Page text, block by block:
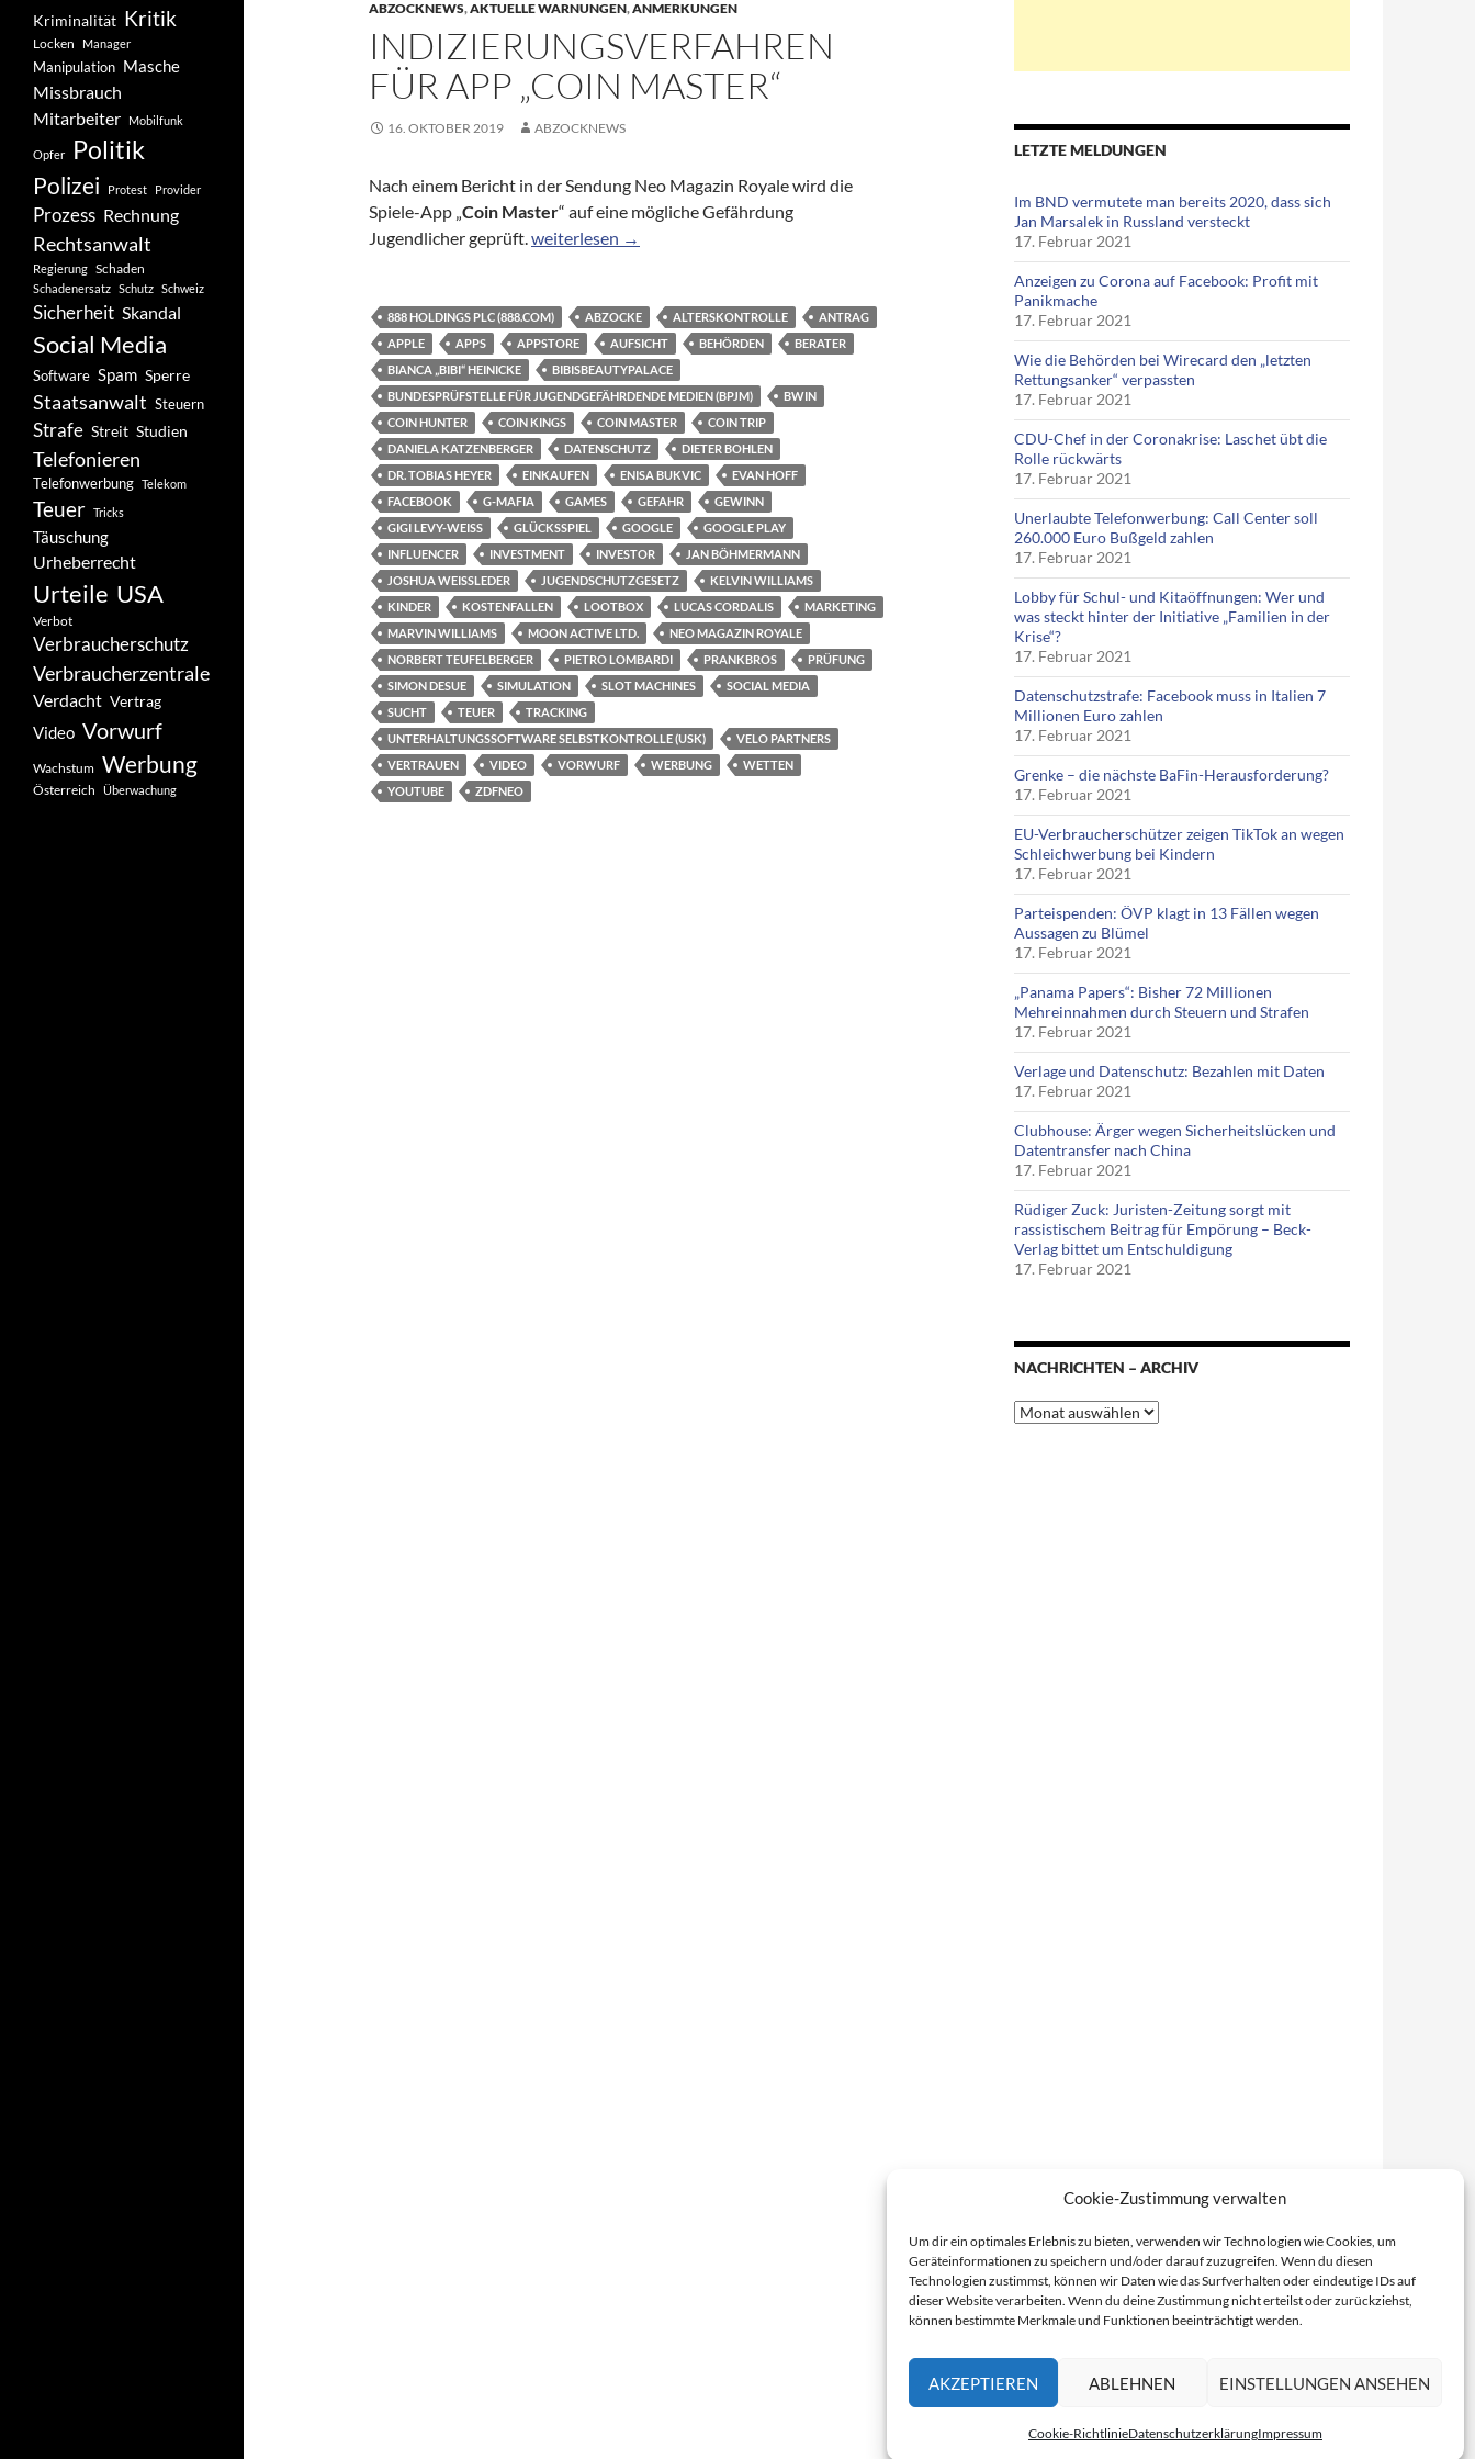
Cookie-Zustimmung verwalten
Um dir ein optimales Erlebnis zu bieten, verwenden wir Technologien wie Cookies, um
Geräteinformationen zu speichern und/oder darauf zuzugreifen. Wenn du diesen
Technologien zustimmst, können wir Daten wie das Surfverhalten oder eindeutige IDs auf
dieser Website verarbeiten. Wenn du deine Zustimmung nicht erteilst oder zurückziehst,
können bestimmte Merkmale und Funktionen beeinträchtigt werden.
AKZEPTIEREN ABLEHNEN EINSTELLUNGEN ANSEHEN
Cookie-RichtlinieDatenschutzerklärungImpressum
ABZOCKNEWS,AKTUELLE WARNUNGEN,ANMERKUNGEN
INDIZIERUNGSVERFAHREN
FÜR APP „COIN MASTER“
16. OKTOBER 2019 ABZOCKNEWS
Nach einem Bericht in der Sendung Neo Magazin Royale wird die
Spiele-App „Coin Master“ auf eine mögliche Gefährdung
Jugendlicher geprüft.Indizierungsverfahren für App „Coin Master“
weiterlesen →
888 HOLDINGS PLC (888.COM) ABZOCKE ALTERSKONTROLLE
ANTRAG
APPLE
APPS APPSTORE AUFSICHT BEHÖRDEN
BERATER
BIANCA „BIBI“ HEINICKE
BIBISBEAUTYPALACE
BUNDESPRÜFSTELLE FÜR JUGENDGEFÄHRDENDE MEDIEN (BPJM)
BWIN
COIN HUNTER
COIN KINGS COIN MASTER
COIN TRIP
DANIELA KATZENBERGER
DATENSCHUTZ
DIETER BOHLEN
DR. TOBIAS HEYER
EINKAUFEN ENISA BUKVIC
EVAN HOFF
FACEBOOK
G-MAFIA GAMES GEFAHR
GEWINN
GIGI LEVY-WEISS
GLÜCKSSPIEL GOOGLE
GOOGLE PLAY
INFLUENCER
INVESTMENT INVESTOR
JAN BÖHMERMANN
JOSHUA WEISSLEDER
JUGENDSCHUTZGESETZ
KELVIN WILLIAMS
KINDER
KOSTENFALLEN LOOTBOX LUCAS CORDALIS
MARKETING
MARVIN WILLIAMS
MOON ACTIVE LTD.
NEO MAGAZIN ROYALE
NORBERT TEUFELBERGER
PIETRO LOMBARDI PRANKBROS
PRÜFUNG
SIMON DESUE
SIMULATION SLOT MACHINES
SOCIAL MEDIA
SUCHT
TEUER
TRACKING
UNTERHALTUNGSSOFTWARE SELBSTKONTROLLE (USK)
VELO PARTNERS
VERTRAUEN
VIDEO VORWURF WERBUNG
WETTEN
YOUTUBE
ZDFNEO
LETZTE MELDUNGEN
Im BND vermutete man bereits 2020, dass sich
Jan Marsalek in Russland versteckt
17. Februar 2021
Anzeigen zu Corona auf Facebook: Profit mit
Panikmache
17. Februar 2021
Wie die Behörden bei Wirecard den „letzten
Rettungsanker“ verpassten
17. Februar 2021
CDU-Chef in der Coronakrise: Laschet übt die
Rolle rückwärts
17. Februar 2021
Unerlaubte Telefonwerbung: Call Center soll
260.000 Euro Bußgeld zahlen
17. Februar 2021
Lobby für Schul- und Kitaöffnungen: Wer und
was steckt hinter der Initiative „Familien in der
Krise“?
17. Februar 2021
Datenschutzstrafe: Facebook muss in Italien 7
Millionen Euro zahlen
17. Februar 2021
Grenke – die nächste BaFin-Herausforderung?
17. Februar 2021
EU-Verbraucherschützer zeigen TikTok an wegen
Schleichwerbung bei Kindern
17. Februar 2021
Parteispenden: ÖVP klagt in 13 Fällen wegen
Aussagen zu Blümel
17. Februar 2021
„Panama Papers“: Bisher 72 Millionen
Mehreinnahmen durch Steuern und Strafen
17. Februar 2021
Verlage und Datenschutz: Bezahlen mit Daten
17. Februar 2021
Clubhouse: Ärger wegen Sicherheitslücken und
Datentransfer nach China
17. Februar 2021
Rüdiger Zuck: Juristen-Zeitung sorgt mit
rassistischem Beitrag für Empörung – Beck-
Verlag bittet um Entschuldigung
17. Februar 2021
NACHRICHTEN – ARCHIV
Nachrichten
–
Kriminalität Kritik
Locken Manager
Manipulation Masche
Missbrauch
Mitarbeiter
Mobilfunk
Opfer Politik
Polizei Protest Provider
Prozess Rechnung
Rechtsanwalt
Regierung Schaden
Schadenersatz Schutz Schweiz
Sicherheit Skandal
Social Media
Software Spam Sperre
Staatsanwalt Steuern
Strafe Streit Studien
Telefonieren
Telefonwerbung Telekom
Teuer Tricks
Täuschung
Urheberrecht
Urteile USA
Verbot
Verbraucherschutz
Verbraucherzentrale
Verdacht Vertrag
Video Vorwurf
Wachstum Werbung
Österreich Überwachung